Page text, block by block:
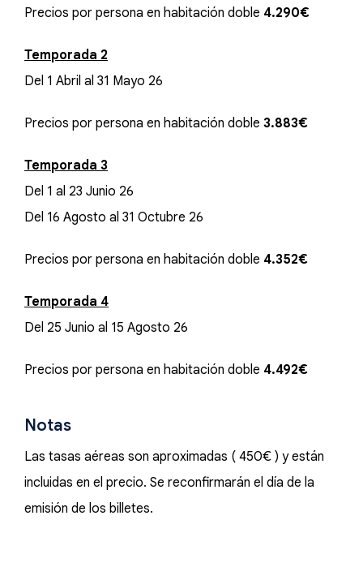
Precios por persona en habitación doble 4.290€
Temporada 2
Del 1 Abril al 31 Mayo 26
Precios por persona en habitación doble 3.883€
Temporada 3
Del 1 al 23 Junio 26
Del 16 Agosto al 31 Octubre 26
Precios por persona en habitación doble 4.352€
Temporada 4
Del 25 Junio al 15 Agosto 26
Precios por persona en habitación doble 4.492€
Notas
Las tasas aéreas son aproximadas ( 450€ ) y están
incluidas en el precio. Se reconfirmarán el día de la
emisión de los billetes.